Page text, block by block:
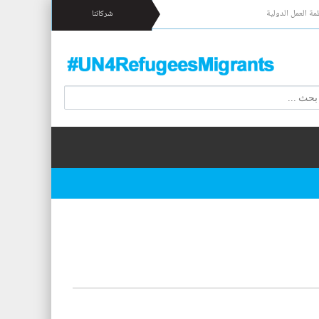
العمل الدولية شركائنا